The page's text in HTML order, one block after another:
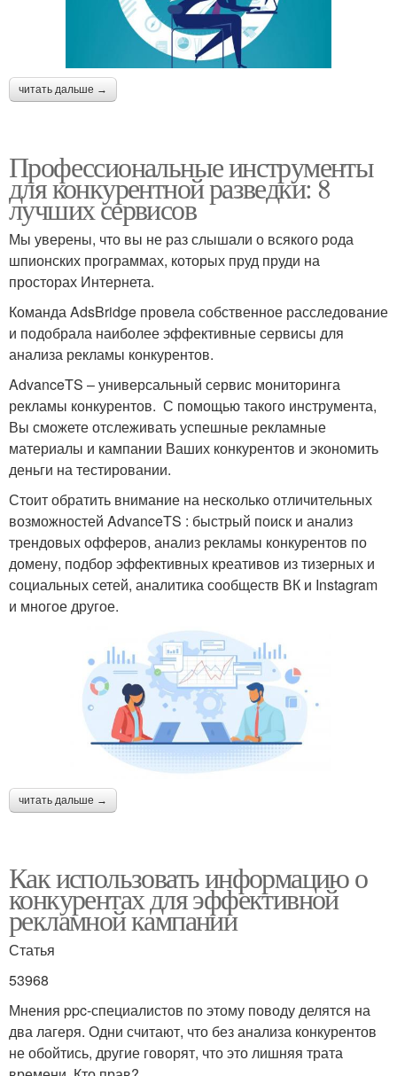
читать дальше →
Профессиональные инструменты
для конкурентной разведки: 8
лучших сервисов
Мы уверены, что вы не раз слышали о всякого рода
шпионских программах, которых пруд пруди на
просторах Интернета.
Команда AdsBridge провела собственное расследование
и подобрала наиболее эффективные сервисы для
анализа рекламы конкурентов.
AdvanceTS – универсальный сервис мониторинга
рекламы конкурентов. С помощью такого инструмента,
Вы сможете отслеживать успешные рекламные
материалы и кампании Ваших конкурентов и экономить
деньги на тестировании.
Стоит обратить внимание на несколько отличительных
возможностей AdvanceTS : быстрый поиск и анализ
трендовых офферов, анализ рекламы конкурентов по
домену, подбор эффективных креативов из тизерных и
социальных сетей, аналитика сообществ ВК и Instagram
и многое другое.
читать дальше →
Как использовать информацию о
конкурентах для эффективной
рекламной кампании
Статья
53968
Мнения ppc-специалистов по этому поводу делятся на
два лагеря. Одни считают, что без анализа конкурентов
не обойтись, другие говорят, что это лишняя трата